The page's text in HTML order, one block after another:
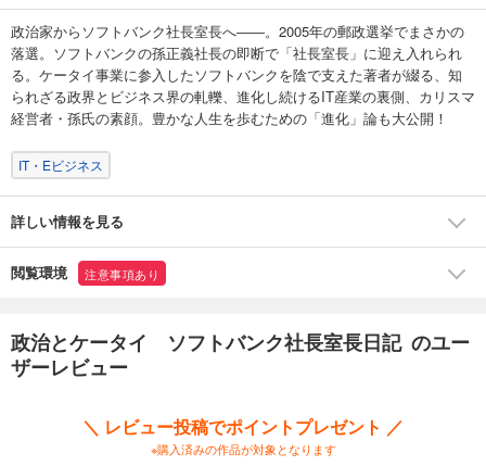
政治家からソフトバンク社長室長へ――。2005年の郵政選挙でまさかの
落選。ソフトバンクの孫正義社長の即断で「社長室長」に迎え入れられ
る。ケータイ事業に参入したソフトバンクを陰で支えた著者が綴る、知
られざる政界とビジネス界の軋轢、進化し続けるIT産業の裏側、カリスマ
経営者・孫氏の素顔。豊かな人生を歩むための「進化」論も大公開！
IT・Eビジネス
詳しい情報を見る
閲覧環境 注意事項あり
政治とケータイ ソフトバンク社長室長日記 のユー
ザーレビュー
＼ レビュー投稿でポイントプレゼント ／
※購入済みの作品が対象となります